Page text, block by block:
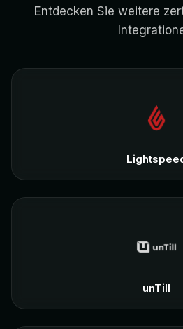
Entdecken Sie weitere
unTill